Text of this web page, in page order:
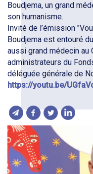
Boudjema, un grand
son humanisme.
Invité de l’émission
Boudjema est entouré
aussi grand médecin au
administrateurs du
déléguée générale de
https://youtu.be/